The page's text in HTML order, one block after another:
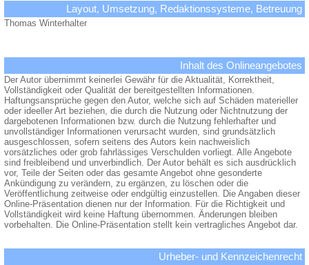
Layout, Umsetzung, Redaktionssysteme, Betreuung
Thomas Winterhalter
Inhalt des Onlineangebotes
Der Autor übernimmt keinerlei Gewähr für die Aktualität, Korrektheit,
Vollständigkeit oder Qualität der bereitgestellten Informationen.
Haftungsansprüche gegen den Autor, welche sich auf Schäden materieller
oder ideeller Art beziehen, die durch die Nutzung oder Nichtnutzung der
dargebotenen Informationen bzw. durch die Nutzung fehlerhafter und
unvollständiger Informationen verursacht wurden, sind grundsätzlich
ausgeschlossen, sofern seitens des Autors kein nachweislich
vorsätzliches oder grob fahrlässiges Verschulden vorliegt. Alle Angebote
sind freibleibend und unverbindlich. Der Autor behält es sich ausdrücklich
vor, Teile der Seiten oder das gesamte Angebot ohne gesonderte
Ankündigung zu verändern, zu ergänzen, zu löschen oder die
Veröffentlichung zeitweise oder endgültig einzustellen. Die Angaben dieser
Online-Präsentation dienen nur der Information. Für die Richtigkeit und
Vollständigkeit wird keine Haftung übernommen. Änderungen bleiben
vorbehalten. Die Online-Präsentation stellt kein vertragliches Angebot dar.
Urheber- und Kennzeichenrecht